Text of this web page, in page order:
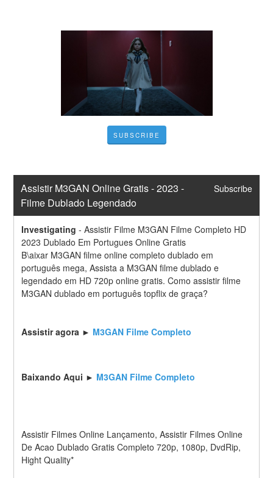
SUBSCRIBE
Assistir M3GAN Online Gratis - 2023 -
Filme Dublado Legendado
Subscribe
Investigating -Assistir Filme M3GAN Filme Completo HD
2023 Dublado Em Portugues Online Gratis
B\aixar M3GAN filme online completo dublado em
português mega, Assista a M3GAN filme dublado e
legendado em HD 720p online gratis. Como assistir filme
M3GAN dublado em português topflix de graça?
Assistir agora ► M3GAN Filme Completo
Baixando Aqui ► M3GAN Filme Completo
Assistir Filmes Online Lançamento, Assistir Filmes Online
De Acao Dublado Gratis Completo 720p, 1080p, DvdRip,
Hight Quality*